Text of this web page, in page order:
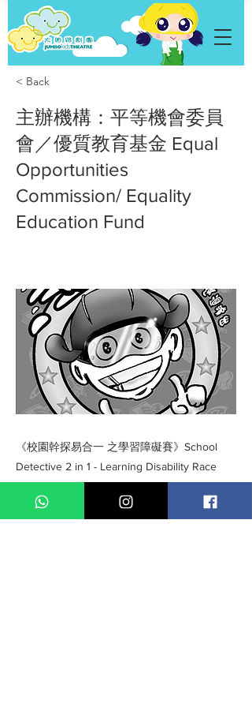
< Back
主辦機構：平等機會委員
會／優質教育基金 Equal
Opportunities
Commission/ Equality
Education Fund
《校園幹探易合一 之學習障礙賽》School
Detective 2 in 1 - Learning Disability Race
Previous